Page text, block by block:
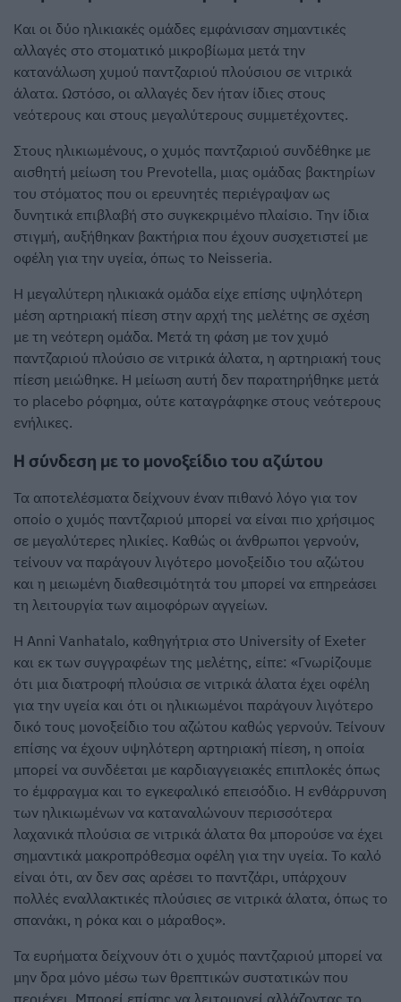
Και οι δύο ηλικιακές ομάδες εμφάνισαν σημαντικές
αλλαγές στο στοματικό μικροβίωμα μετά την
κατανάλωση χυμού παντζαριού πλούσιου σε νιτρικά
άλατα. Ωστόσο, οι αλλαγές δεν ήταν ίδιες στους
νεότερους και στους μεγαλύτερους συμμετέχοντες.
Στους ηλικιωμένους, ο χυμός παντζαριού συνδέθηκε με
αισθητή μείωση του Prevotella, μιας ομάδας βακτηρίων
του στόματος που οι ερευνητές περιέγραψαν ως
δυνητικά επιβλαβή στο συγκεκριμένο πλαίσιο. Την ίδια
στιγμή, αυξήθηκαν βακτήρια που έχουν συσχετιστεί με
οφέλη για την υγεία, όπως το Neisseria.
Η μεγαλύτερη ηλικιακά ομάδα είχε επίσης υψηλότερη
μέση αρτηριακή πίεση στην αρχή της μελέτης σε σχέση
με τη νεότερη ομάδα. Μετά τη φάση με τον χυμό
παντζαριού πλούσιο σε νιτρικά άλατα, η αρτηριακή τους
πίεση μειώθηκε. Η μείωση αυτή δεν παρατηρήθηκε μετά
το placebo ρόφημα, ούτε καταγράφηκε στους νεότερους
ενήλικες.
Η σύνδεση με το μονοξείδιο του αζώτου
Τα αποτελέσματα δείχνουν έναν πιθανό λόγο για τον
οποίο ο χυμός παντζαριού μπορεί να είναι πιο χρήσιμος
σε μεγαλύτερες ηλικίες. Καθώς οι άνθρωποι γερνούν,
τείνουν να παράγουν λιγότερο μονοξείδιο του αζώτου
και η μειωμένη διαθεσιμότητά του μπορεί να επηρεάσει
τη λειτουργία των αιμοφόρων αγγείων.
Η Anni Vanhatalo, καθηγήτρια στο University of Exeter
και εκ των συγγραφέων της μελέτης, είπε: «Γνωρίζουμε
ότι μια διατροφή πλούσια σε νιτρικά άλατα έχει οφέλη
για την υγεία και ότι οι ηλικιωμένοι παράγουν λιγότερο
δικό τους μονοξείδιο του αζώτου καθώς γερνούν. Τείνουν
επίσης να έχουν υψηλότερη αρτηριακή πίεση, η οποία
μπορεί να συνδέεται με καρδιαγγειακές επιπλοκές όπως
το έμφραγμα και το εγκεφαλικό επεισόδιο. Η ενθάρρυνση
των ηλικιωμένων να καταναλώνουν περισσότερα
λαχανικά πλούσια σε νιτρικά άλατα θα μπορούσε να έχει
σημαντικά μακροπρόθεσμα οφέλη για την υγεία. Το καλό
είναι ότι, αν δεν σας αρέσει το παντζάρι, υπάρχουν
πολλές εναλλακτικές πλούσιες σε νιτρικά άλατα, όπως το
σπανάκι, η ρόκα και ο μάραθος».
Τα ευρήματα δείχνουν ότι ο χυμός παντζαριού μπορεί να
μην δρα μόνο μέσω των θρεπτικών συστατικών που
περιέχει. Μπορεί επίσης να λειτουργεί αλλάζοντας το